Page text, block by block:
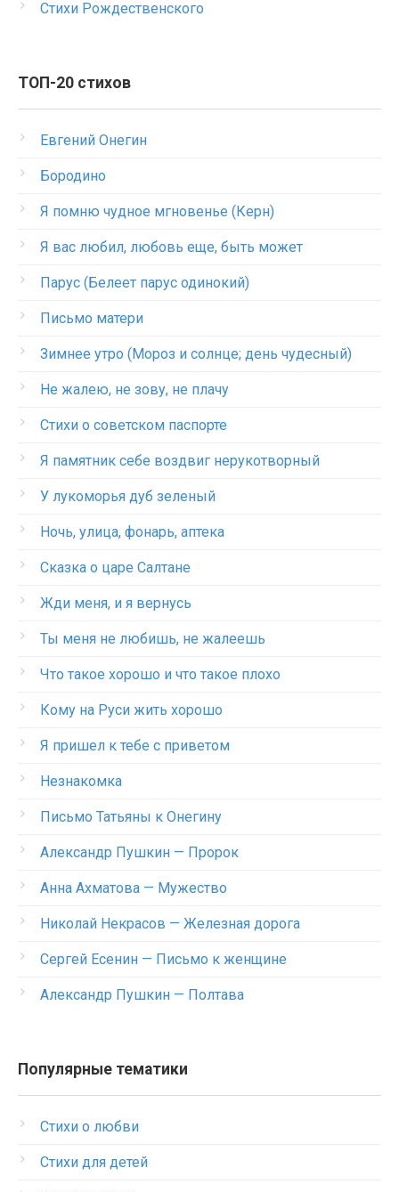
Стихи Рождественского
ТОП-20 стихов
Евгений Онегин
Бородино
Я помню чудное мгновенье (Керн)
Я вас любил, любовь еще, быть может
Парус (Белеет парус одинокий)
Письмо матери
Зимнее утро (Мороз и солнце; день чудесный)
Не жалею, не зову, не плачу
Стихи о советском паспорте
Я памятник себе воздвиг нерукотворный
У лукоморья дуб зеленый
Ночь, улица, фонарь, аптека
Сказка о царе Салтане
Жди меня, и я вернусь
Ты меня не любишь, не жалеешь
Что такое хорошо и что такое плохо
Кому на Руси жить хорошо
Я пришел к тебе с приветом
Незнакомка
Письмо Татьяны к Онегину
Александр Пушкин — Пророк
Анна Ахматова — Мужество
Николай Некрасов — Железная дорога
Сергей Есенин — Письмо к женщине
Александр Пушкин — Полтава
Популярные тематики
Стихи о любви
Стихи для детей